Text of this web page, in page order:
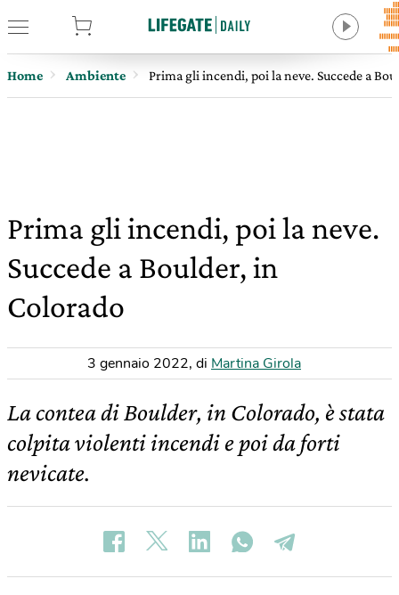
Home Ambiente Prima gli incendi, poi la neve. Succede a
Prima gli incendi, poi la neve.
Succede a Boulder, in
Colorado
3 gennaio 2022, di Martina Girola
La contea di Boulder, in Colorado, è stata
colpita violenti incendi e poi da forti
nevicate.